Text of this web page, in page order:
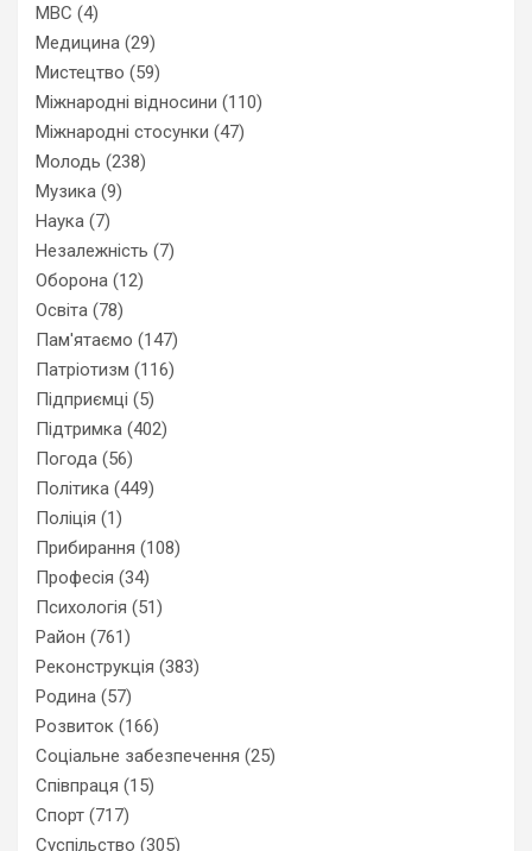
МВС (4)
Медицина (29)
Мистецтво (59)
Міжнародні відносини (110)
Міжнародні стосунки (47)
Молодь (238)
Музика (9)
Наука (7)
Незалежність (7)
Оборона (12)
Освіта (78)
Пам'ятаємо (147)
Патріотизм (116)
Підприємці (5)
Підтримка (402)
Погода (56)
Політика (449)
Поліція (1)
Прибирання (108)
Професія (34)
Психологія (51)
Район (761)
Реконструкція (383)
Родина (57)
Розвиток (166)
Соціальне забезпечення (25)
Співпраця (15)
Спорт (717)
Суспільство (305)